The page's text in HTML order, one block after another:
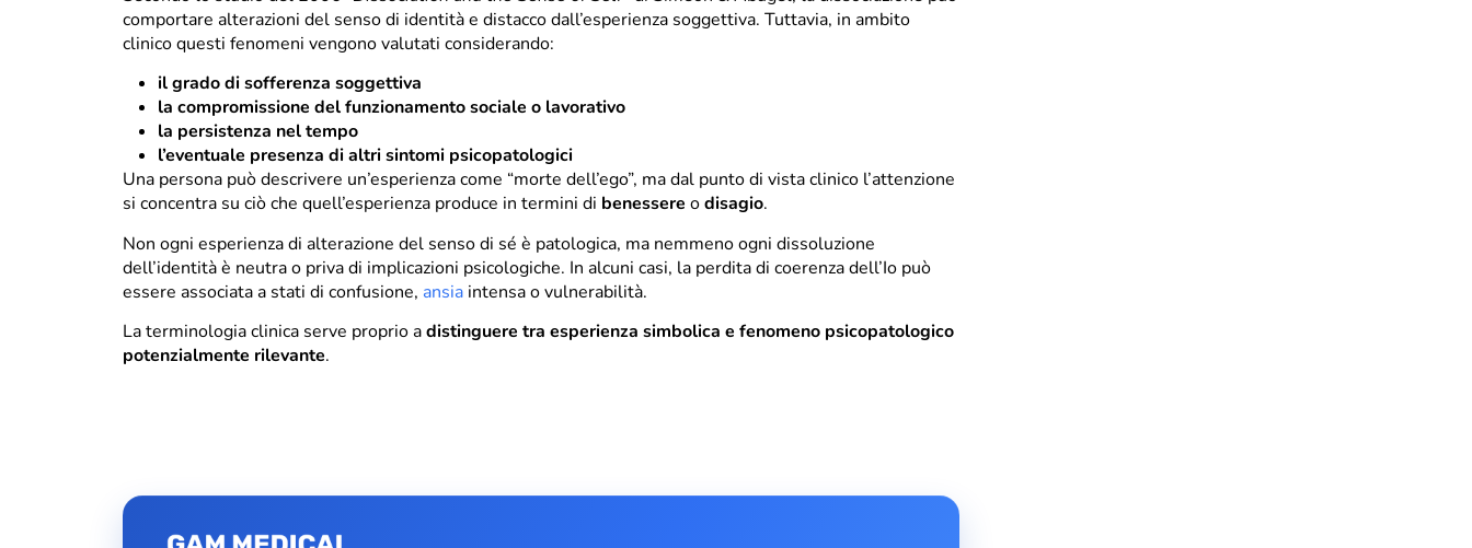
comportare alterazioni del senso di identità e distacco dall’esperienza soggettiva. Tuttavia, in ambito
clinico questi fenomeni vengono valutati considerando:
il grado di sofferenza soggettiva
la compromissione del funzionamento sociale o lavorativo
la persistenza nel tempo
l’eventuale presenza di altri sintomi psicopatologici
Una persona può descrivere un’esperienza come “morte dell’ego”, ma dal punto di vista clinico l’attenzione
si concentra su ciò che quell’esperienza produce in termini di benessere odisagio.
Non ogni esperienza di alterazione del senso di sé è patologica, ma nemmeno ogni dissoluzione
dell’identità è neutra o priva di implicazioni psicologiche. In alcuni casi, la perdita di coerenza dell’Io può
essere associata a stati di confusione, ansia intensa o vulnerabilità.
La terminologia clinica serve proprio adistinguere tra esperienza simbolica e fenomeno psicopatologico
potenzialmente rilevante.